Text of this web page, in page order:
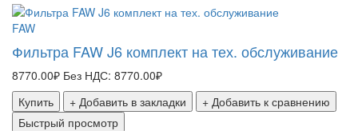
FAW
Фильтра FAW J6 комплект на тех. обслуживание
8770.00₽ Без НДС: 8770.00₽
Купить
+ Добавить в закладки
+ Добавить к сравнению
Быстрый просмотр